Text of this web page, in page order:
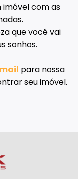
imóvel com as
que você vai
sonhos.
para nossa
seu imóvel.